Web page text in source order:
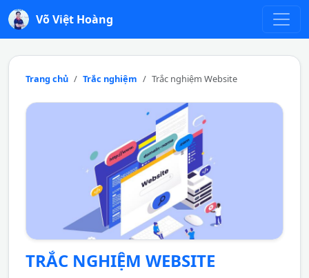
Võ Việt Hoàng
Trang chủ Trắc nghiệm Trắc nghiệm Website
TRẮC NGHIỆM WEBSITE